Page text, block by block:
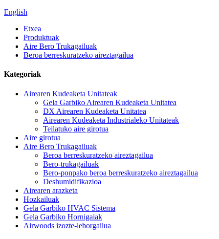
English
Etxea
Produktuak
Aire Bero Trukagailuak
Beroa berreskuratzeko aireztagailua
Kategoriak
Airearen Kudeaketa Unitateak
Gela Garbiko Airearen Kudeaketa Unitatea
DX Airearen Kudeaketa Unitatea
Airearen Kudeaketa Industrialeko Unitateak
Teilatuko aire girotua
Aire girotua
Aire Bero Trukagailuak
Beroa berreskuratzeko aireztagailua
Bero-trukagailuak
Bero-ponpako beroa berreskuratzeko aireztagailua
Deshumidifikazioa
Airearen arazketa
Hozkailuak
Gela Garbiko HVAC Sistema
Gela Garbiko Hornigaiak
Airwoods izozte-lehorgailua